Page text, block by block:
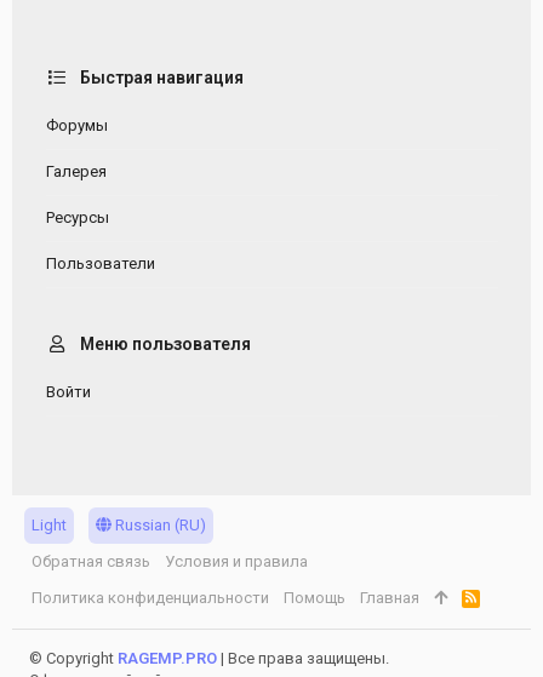
Быстрая навигация
Форумы
Галерея
Ресурсы
Пользователи
Меню пользователя
Войти
Light
Russian (RU)
Обратная связь
Условия и правила
Политика конфиденциальности
Помощь Главная
R
S
S
© Copyright RAGEMP.PRO | Все права защищены.